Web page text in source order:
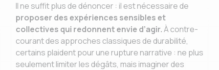
Il ne suffit plus de dénoncer : il est nécessaire de
proposer des expériences sensibles et
collectives qui redonnent envie d’agir.À contre-
courant des approches classiques de durabilité,
certains plaident pour une rupture narrative : ne plus
seulement limiter les dégâts, mais imaginer des